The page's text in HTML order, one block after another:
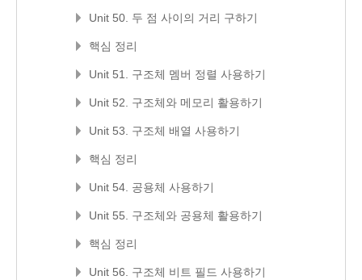
Unit 50. 두 점 사이의 거리 구하기
핵심 정리
Unit 51. 구조체 멤버 정렬 사용하기
Unit 52. 구조체와 메모리 활용하기
Unit 53. 구조체 배열 사용하기
핵심 정리
Unit 54. 공용체 사용하기
Unit 55. 구조체와 공용체 활용하기
핵심 정리
Unit 56. 구조체 비트 필드 사용하기